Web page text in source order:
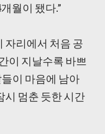
월이 됐다.”
자리에서 처음 공
이 지날수록 바쁘
이 마음에 남아
시 멈춘 듯한 시간